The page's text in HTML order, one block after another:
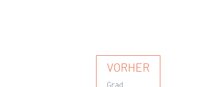
VORHER
Grad